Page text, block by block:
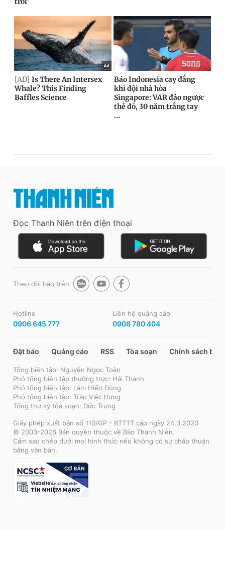
Đọc Thanh Niên trên điện thoại
Theo dõi báo trên
Hotline
0906 645 777
Liên hệ quảng cáo
0908 780 404
Đặt báo Quảng cáo RSS Tòa soạn Chính sách bảo
Tổng biên tập: Nguyễn Ngọc Toàn
Phó tổng biên tập thường trực: Hải Thành
Phó tổng biên tập: Lâm Hiếu Dũng
Phó tổng biên tập: Trần Việt Hưng
Tổng thư ký tòa soạn: Đức Trung
Giấy phép xuất bản số 110/GP - BTTTT cấp ngày 24.3.2020
© 2003-2026 Bản quyền thuộc về Báo Thanh Niên.
Cấm sao chép dưới mọi hình thức nếu không có sự chấp thuận
bằng văn bản.